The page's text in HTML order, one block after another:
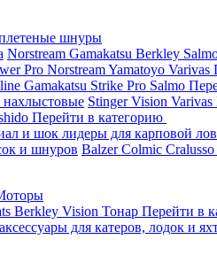
шнуры
Norstream Gamakatsu Berkley
Pro NorstreamYamatoyo Varivas
Gamakatsu Strike Pro Salmo
StingerVision Varivas
Перейти в категорию
и шок лидеры для карповой
и шнуров BalzerColmic Cralusso
Berkley Vision Тонар Перейти в
для катеров, лодок и